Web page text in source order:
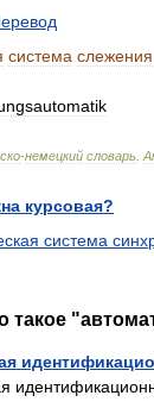
система слежения
-немецкий словарь
курсовая?
система
такое